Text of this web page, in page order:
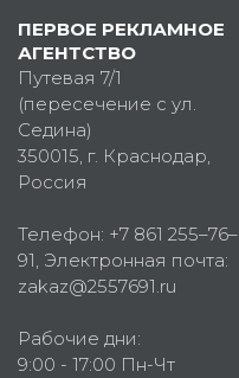
ПЕРВОЕ РЕКЛАМНОЕ
АГЕНТСТВО
Путевая 7/1
(пересечение с ул.
Седина)
350015, г. Краснодар,
Россия
Телефон: +7 861 255–76–
91, Электронная почта:
zakaz@2557691.ru
Рабочие дни:
9:00 - 17:00 Пн-Чт